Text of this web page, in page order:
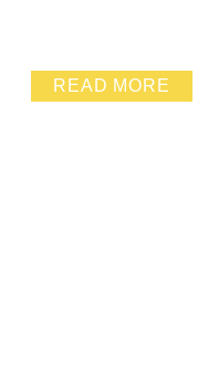
READ MORE